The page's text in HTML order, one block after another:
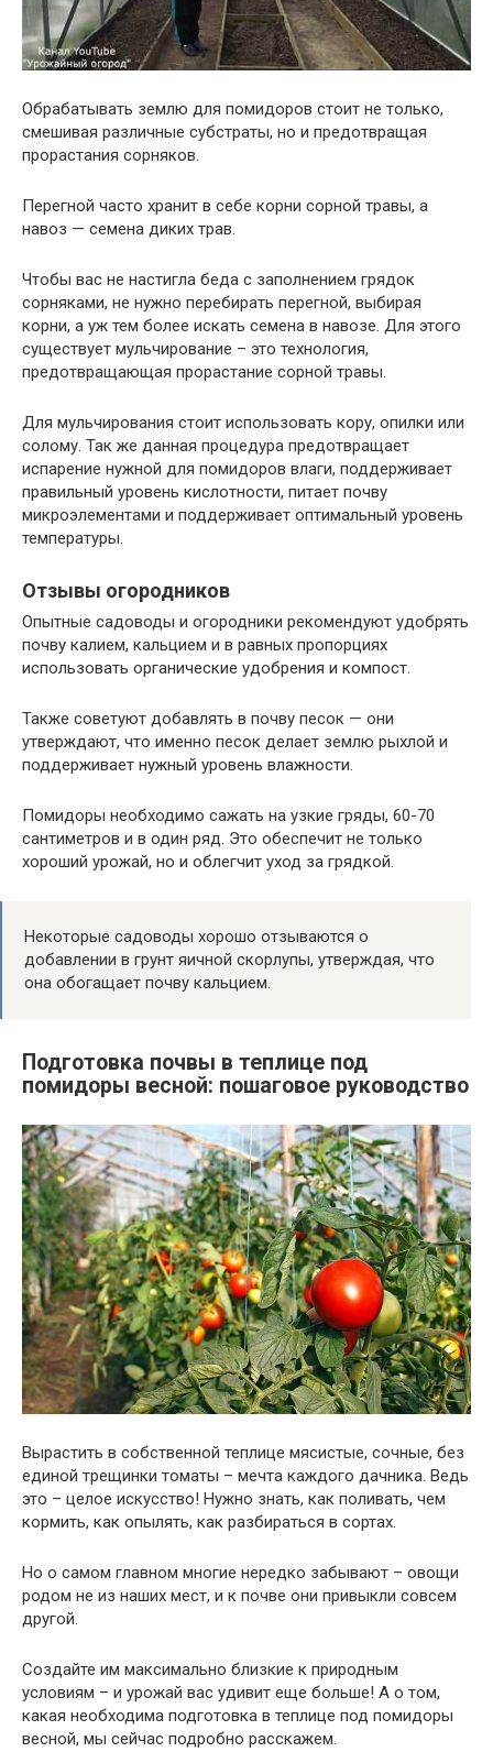
Обрабатывать землю для помидоров стоит не только,
смешивая различные субстраты, но и предотвращая
прорастания сорняков.
Перегной часто хранит в себе корни сорной травы, а
навоз — семена диких трав.
Чтобы вас не настигла беда с заполнением грядок
сорняками, не нужно перебирать перегной, выбирая
корни, а уж тем более искать семена в навозе. Для этого
существует мульчирование – это технология,
предотвращающая прорастание сорной травы.
Для мульчирования стоит использовать кору, опилки или
солому. Так же данная процедура предотвращает
испарение нужной для помидоров влаги, поддерживает
правильный уровень кислотности, питает почву
микроэлементами и поддерживает оптимальный уровень
температуры.
Отзывы огородников
Опытные садоводы и огородники рекомендуют удобрять
почву калием, кальцием и в равных пропорциях
использовать органические удобрения и компост.
Также советуют добавлять в почву песок — они
утверждают, что именно песок делает землю рыхлой и
поддерживает нужный уровень влажности.
Помидоры необходимо сажать на узкие гряды, 60-70
сантиметров и в один ряд. Это обеспечит не только
хороший урожай, но и облегчит уход за грядкой.
Некоторые садоводы хорошо отзываются о
добавлении в грунт яичной скорлупы, утверждая, что
она обогащает почву кальцием.
Подготовка почвы в теплице под
помидоры весной: пошаговое руководство
Вырастить в собственной теплице мясистые, сочные, без
единой трещинки томаты – мечта каждого дачника. Ведь
это – целое искусство! Нужно знать, как поливать, чем
кормить, как опылять, как разбираться в сортах.
Но о самом главном многие нередко забывают – овощи
родом не из наших мест, и к почве они привыкли совсем
другой.
Создайте им максимально близкие к природным
условиям – и урожай вас удивит еще больше! А о том,
какая необходима подготовка в теплице под помидоры
весной, мы сейчас подробно расскажем.